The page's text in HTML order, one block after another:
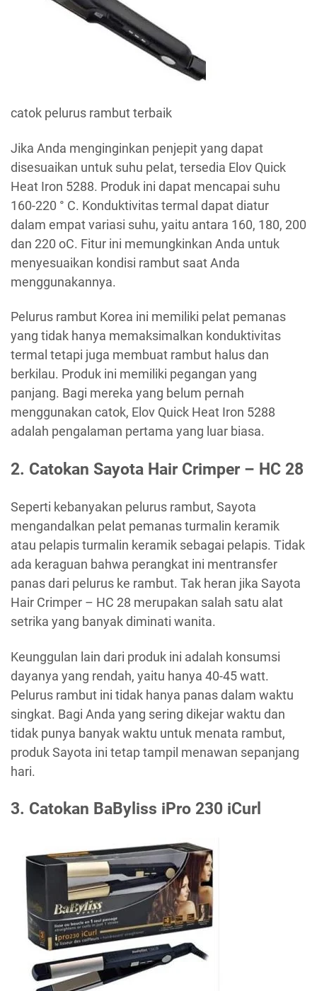
catok pelurus rambut terbaik
Jika Anda menginginkan penjepit yang dapat
disesuaikan untuk suhu pelat, tersedia Elov Quick
Heat Iron 5288. Produk ini dapat mencapai suhu
160-220 ° C. Konduktivitas termal dapat diatur
dalam empat variasi suhu, yaitu antara 160, 180, 200
dan 220 oC. Fitur ini memungkinkan Anda untuk
menyesuaikan kondisi rambut saat Anda
menggunakannya.
Pelurus rambut Korea ini memiliki pelat pemanas
yang tidak hanya memaksimalkan konduktivitas
termal tetapi juga membuat rambut halus dan
berkilau. Produk ini memiliki pegangan yang
panjang. Bagi mereka yang belum pernah
menggunakan catok, Elov Quick Heat Iron 5288
adalah pengalaman pertama yang luar biasa.
2. Catokan Sayota Hair Crimper – HC 28
Seperti kebanyakan pelurus rambut, Sayota
mengandalkan pelat pemanas turmalin keramik
atau pelapis turmalin keramik sebagai pelapis. Tidak
ada keraguan bahwa perangkat ini mentransfer
panas dari pelurus ke rambut. Tak heran jika Sayota
Hair Crimper – HC 28 merupakan salah satu alat
setrika yang banyak diminati wanita.
Keunggulan lain dari produk ini adalah konsumsi
dayanya yang rendah, yaitu hanya 40-45 watt.
Pelurus rambut ini tidak hanya panas dalam waktu
singkat. Bagi Anda yang sering dikejar waktu dan
tidak punya banyak waktu untuk menata rambut,
produk Sayota ini tetap tampil menawan sepanjang
hari.
3. Catokan BaByliss iPro 230 iCurl